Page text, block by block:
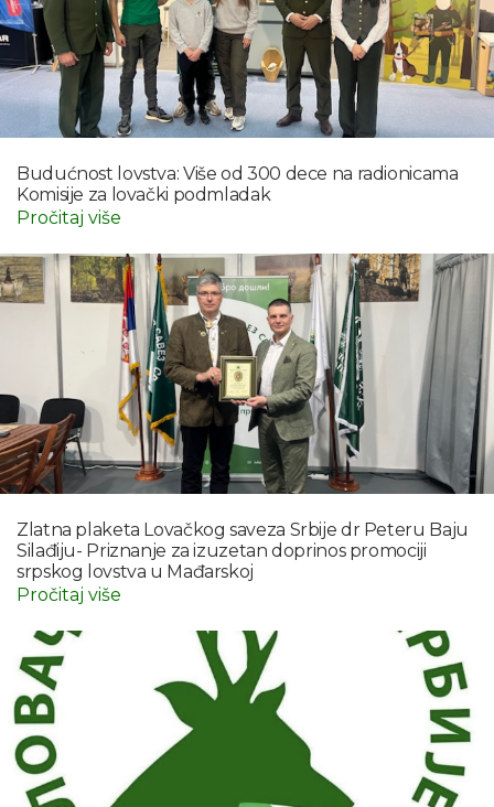
Budućnost lovstva: Više od 300 dece na radionicama
Komisije za lovački podmladak
Pročitaj više
Zlatna plaketa Lovačkog saveza Srbije dr Peteru Baju
Silađiju- Priznanje za izuzetan doprinos promociji
srpskog lovstva u Mađarskoj
Pročitaj više